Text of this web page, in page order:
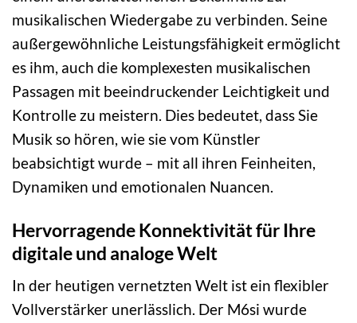
musikalischen Wiedergabe zu verbinden. Seine
außergewöhnliche Leistungsfähigkeit ermöglicht
es ihm, auch die komplexesten musikalischen
Passagen mit beeindruckender Leichtigkeit und
Kontrolle zu meistern. Dies bedeutet, dass Sie
Musik so hören, wie sie vom Künstler
beabsichtigt wurde – mit all ihren Feinheiten,
Dynamiken und emotionalen Nuancen.
Hervorragende Konnektivität für Ihre
digitale und analoge Welt
In der heutigen vernetzten Welt ist ein flexibler
Vollverstärker unerlässlich. Der M6si wurde